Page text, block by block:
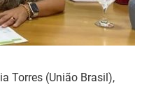
Torres (União Brasil),